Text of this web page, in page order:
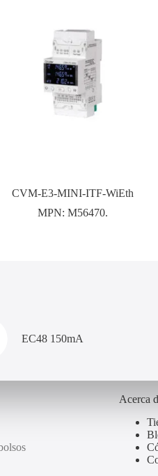
CVM-E3-MINI-ITF-WiEth
MPN: M56470.
EC48 150mA
Acerca